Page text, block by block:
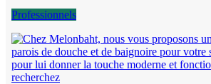
Professionnels